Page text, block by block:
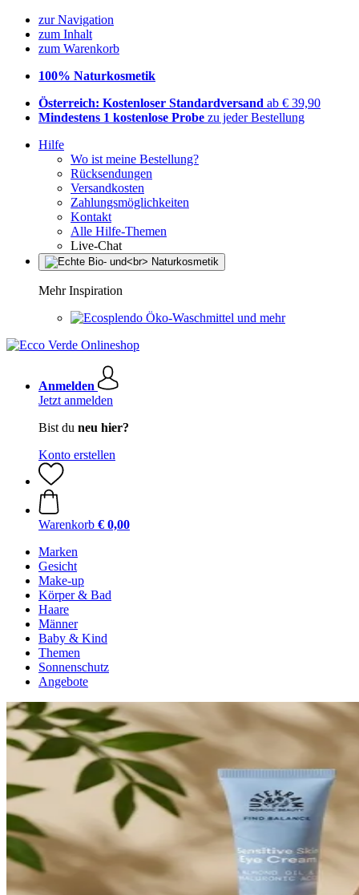
zur Navigation
zum Inhalt
zum Warenkorb
100% Naturkosmetik
Österreich: Kostenloser Standardversand ab € 39,90
Mindestens 1 kostenlose Probe zu jeder Bestellung
Hilfe
Wo ist meine Bestellung?
Rücksendungen
Versandkosten
Zahlungsmöglichkeiten
Kontakt
Alle Hilfe-Themen
Live-Chat
Mehr Inspiration
Öko-Waschmittel und mehr
Anmelden
Jetzt anmelden
Bist du neu hier?
Konto erstellen
Warenkorb € 0,00
Marken
Gesicht
Make-up
Körper & Bad
Haare
Männer
Baby & Kind
Themen
Sonnenschutz
Angebote